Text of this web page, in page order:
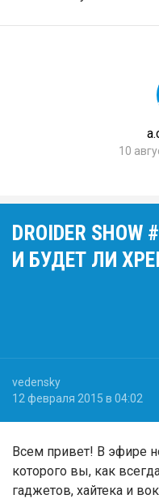
10
DROIDER
И БУДЕТ ЛИ
vedensky
12 февраля 2015 в 04:02
Всем привет! В эфире
которого вы, как
гаджетов, хайтека и